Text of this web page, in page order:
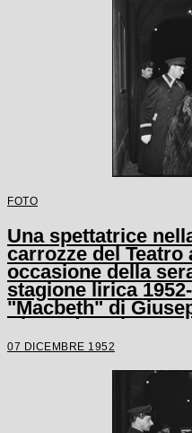
FOTO
Una spettatrice
carrozze del Teatro
occasione della
stagione lirica
"Macbeth" di
Victor de Sabata,
Ebert
07 DICEMBRE 1952